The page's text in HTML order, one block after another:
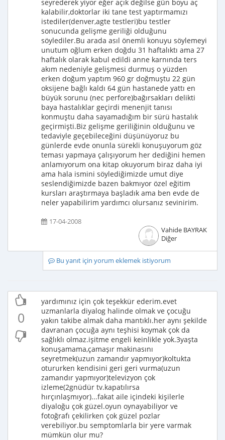
seyrederek yiyor eğer açık değilse gün boyu aç
kalabilir,doktorlar iki tane test yaptırmamızı
istediler(denver,agte testleri)bu testler
sonucunda gelişme geriliği olduğunu
söylediler.Bu arada asıl önemli konuyu söylemeyi
unutum oğlum erken doğdu 31 haftalıktı ama 27
haftalık olarak kabul edildi anne karnında ters
akım nedeniyle gelişmesi durmuş o yüzden
erken doğum yaptım 960 gr doğmuştu 22 gün
oksijene bağlı kaldı 64 gün hastanede yattı en
büyük sorunu (nec perfore)bağırsakları delikti
baya hastalıklar geçirdi menenjit tanısı
konmuştu daha sayamadığım bir sürü hastalık
geçirmişti.Biz gelişme geriliğinin olduğunu ve
tedaviyle geçebileceğini düşünüyoruz bu
günlerde evde onunla sürekli konuşuyorum göz
teması yapmaya çalışıyorum her dediğini hemen
anlamıyorum ona kitap okuyorum biraz daha iyi
ama hala ismini söylediğimizde umut diye
seslendiğimizde bazen bakmıyor özel eğitim
kursları araştırmaya başladık ama ben evde de
neler yapabilirim yardımcı olursanız sevinirim.
17-04-2008
Vahide BAYRAK
Diğer
Bu yanıt için yorum eklemek istiyorum
0
yardımınız için çok teşekkür ederim.evet
uzmanlarla diyalog halinde olmak ve çocuğu
yakın takibe almak daha mantıklı.her aynı şekilde
davranan çocuğa aynı teşhisi koymak çok da
sağlıklı olmaz.işitme engeli keinlikle yok.3yaşta
konuşamama,çamaşır makinasını
seyretmek(uzun zamandır yapmıyor)koltukta
otururken kendisini geri geri vurma(uzun
zamandır yapmıyor)televizyon çok
izleme(2gnüdür tv.kapatılırsa
hırçınlaşmıyor)...fakat aile içindeki kişilerle
diyaloğu çok güzel.oyun oynayabiliyor ve
fotoğrafı çekilirken çok güzel pozlar
verebiliyor.bu semptomlarla bir yere varmak
mümkün olur mu?